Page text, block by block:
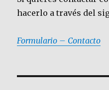
hacerlo a través del
Formulario – Contacto